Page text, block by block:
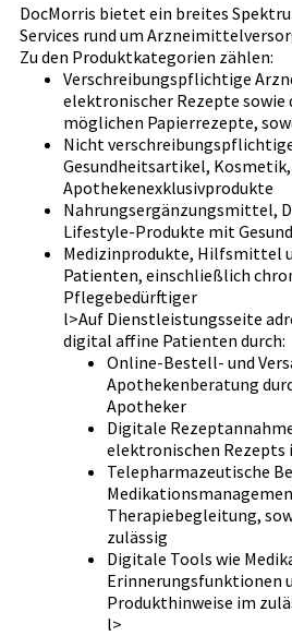
DocMorris bietet ein breites
Services rund um
Zu den Produktkategorien zählen:
Verschreibungspflichtige
elektronischer Rezepte sowie
möglichen Papierrezepte,
Nicht
Gesundheitsartikel,
Apothekenexklusivprodukte
Nahrungsergänzungsmittel,
Lifestyle-Produkte mit
Medizinprodukte, Hilfsmittel
Patienten, einschließlich
Pflegebedürftiger
l>Auf Dienstleistungsseite
digital affine Patienten durch:
Online-Bestell- und
Apothekenberatung
Apotheker
Digitale
elektronischen
Telepharmazeutische
Therapiebegleitung,
zulässig
Digitale Tools wie
Erinnerungsfunktionen
Produkthinweise im
l>